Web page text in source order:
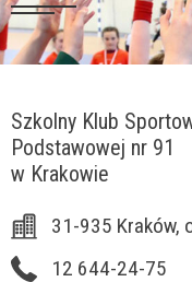
Szkolny Klub
Podstawowej nr 91
w Krakowie
31-935 Kraków,
12 644-24-75